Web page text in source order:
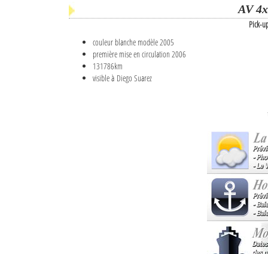
AV
Pick-
couleur blanche modèle 2005
première mise en circulation 2006
131786km
visible à Diego Suarez